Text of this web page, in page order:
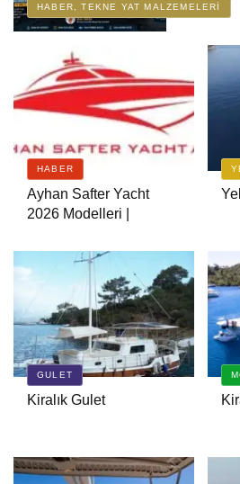
Bali 4.6 Katamaran
Bavaria Cruiser 45 Avantgarde
Kiralama | Fethiye & Göcek
Ruzanna 1 Trawler
Bernis Gulet
220 CC Nordicstar Lüks &
Performans Teknesi̇
HABER, TEKNE YAT MALZEMELERI
Ayhan Safter Yacht
2026 Modelleri |
İncelemesi
HABER
Kiralık Gulet
GULET